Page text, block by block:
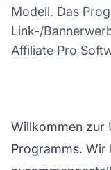
Modell. Das
Link-/
Affiliate Pro
Willkommen zur
Programms. Wir